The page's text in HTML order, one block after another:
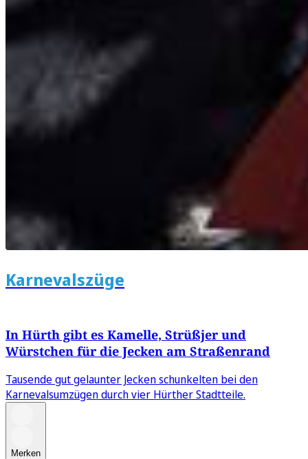
Karnevalszüge
In Hürth gibt es Kamelle, Strüßjer und
Würstchen für die Jecken am Straßenrand
Tausende gut gelaunter Jecken schunkelten bei den
Karnevalsumzügen durch vier Hürther Stadtteile.
Merken